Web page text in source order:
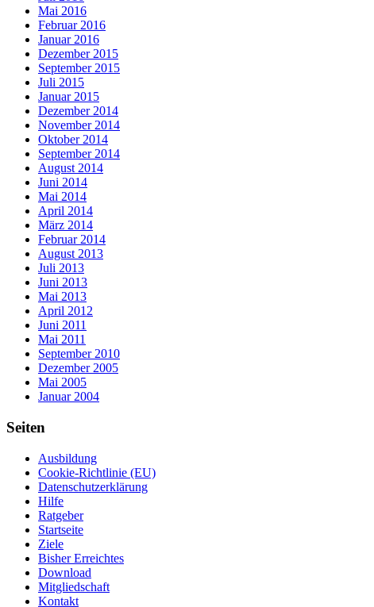
Mai 2016
Februar 2016
Januar 2016
Dezember 2015
September 2015
Juli 2015
Januar 2015
Dezember 2014
November 2014
Oktober 2014
September 2014
August 2014
Juni 2014
Mai 2014
April 2014
März 2014
Februar 2014
August 2013
Juli 2013
Juni 2013
Mai 2013
April 2012
Juni 2011
Mai 2011
September 2010
Dezember 2005
Mai 2005
Januar 2004
Seiten
Ausbildung
Cookie-Richtlinie (EU)
Datenschutzerklärung
Hilfe
Ratgeber
Startseite
Ziele
Bisher Erreichtes
Download
Mitgliedschaft
Kontakt